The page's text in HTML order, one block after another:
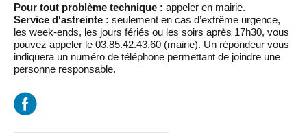
Pour tout problème technique : appeler en mairie.
Service d'astreinte : seulement en cas d’extrême urgence,
les week-ends, les jours fériés ou les soirs après 17h30, vous
pouvez appeler le 03.85.42.43.60 (mairie). Un répondeur vous
indiquera un numéro de téléphone permettant de joindre une
personne responsable.